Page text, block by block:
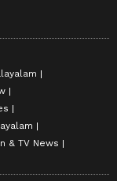
& TV News